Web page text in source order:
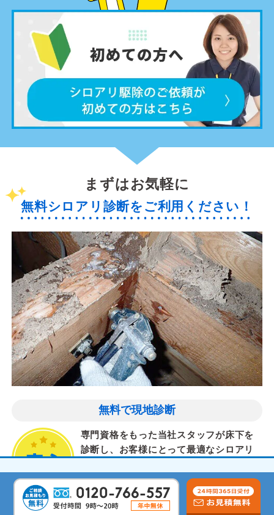
まずはお気軽に
無料シロアリ診断をご利用ください！
無料で現地診断
専門資格をもった当社スタッフが床下を
診断し、お客様にとって最適なシロアリ
気配りと丁寧な作業